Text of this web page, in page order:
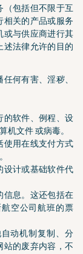
（包括但不限于互
相关的产品或服务
或与供应商进行其
述法律允许的目的
何有害、淫秽、
的软件、例程、设
机文件 或病毒。
使用在线支付方式
设计或基础软件代
信息。这还包括在
空公司航班的票
动机制复制、分
站的废弃内容，不